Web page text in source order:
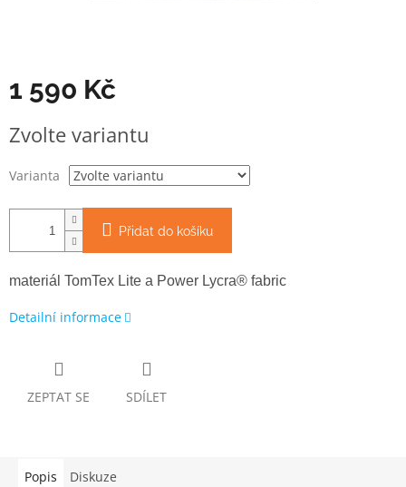
1 590 Kč
cena:
Zvolte variantu
Varianta
Přidat do košíku
materiál TomTex Lite a Power Lycra® fabric
Detailní informace
ZEPTAT SE SDÍLET
Popis Diskuze